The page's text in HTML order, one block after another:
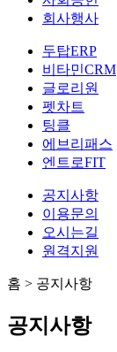
회사행사
두탑ERP
비타민CRM
글로리원
펫차트
팅클
에브리패스
엔트로FIT
공지사항
이용문의
오시는길
원격지원
홈 > 공지사항
공지사항